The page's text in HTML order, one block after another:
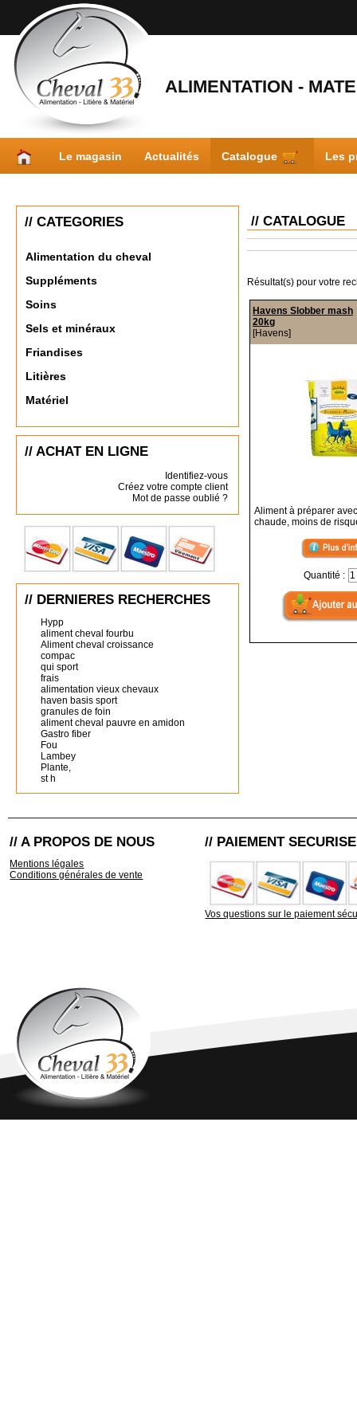
ALIMENTATION -
Le magasin Actualités Catalogue Les
// CATEGORIES
Alimentation du cheval
Suppléments
Soins
Sels et minéraux
Friandises
Litières
Matériel
// ACHAT EN LIGNE
Identifiez-vous
Créez votre compte client
Mot de passe oublié ?
// DERNIERES RECHERCHES
Hypp
aliment cheval fourbu
Aliment cheval croissance
compac
qui sport
frais
alimentation vieux chevaux
haven basis sport
granules de foin
aliment cheval pauvre en amidon
Gastro fiber
Fou
Lambey
Plante,
st h
// CATALOGUE
Résultat(s) pour votre
Havens Slobber mash
20kg
[Havens]
Aliment à préparer
chaude, moins de
Quantité :
// A PROPOS DE NOUS
Mentions légales
Conditions générales de vente
// PAIEMENT SECURISE
Vos questions sur le paiement